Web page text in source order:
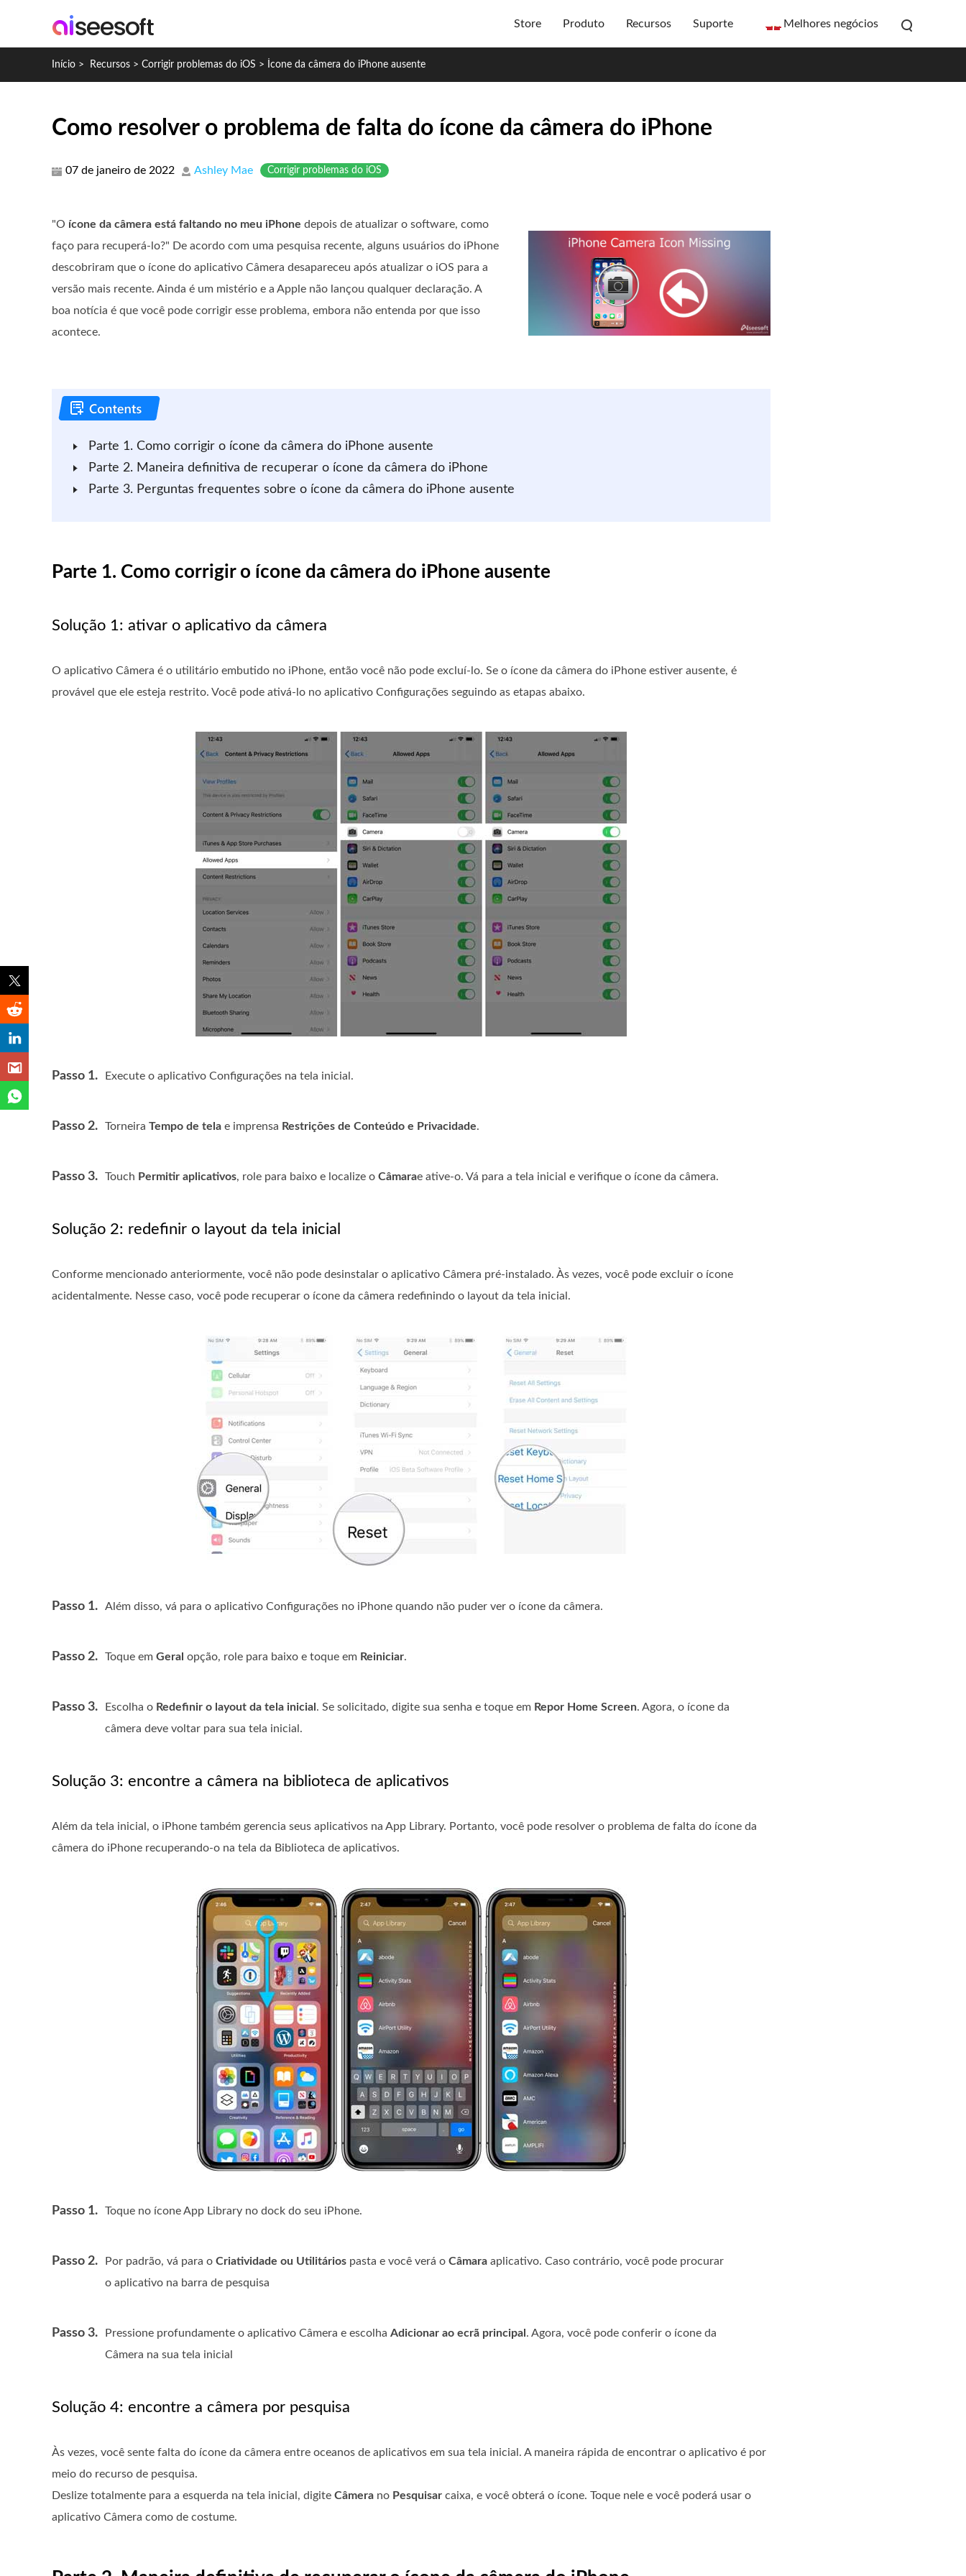
Store Produto Recursos Suporte Melhores negócios
Início > Recursos > Corrigir problemas do iOS > Ícone da câmera do iPhone ausente
Como resolver o problema de falta do ícone da câmera do iPhone
07 de janeiro de 2022 Ashley Mae Corrigir problemas do iOS
"O ícone da câmera está faltando no meu iPhone depois de atualizar o software, como
faço para recuperá-lo?" De acordo com uma pesquisa recente, alguns usuários do iPhone
descobriram que o ícone do aplicativo Câmera desapareceu após atualizar o iOS para a
versão mais recente. Ainda é um mistério e a Apple não lançou qualquer declaração. A
boa notícia é que você pode corrigir esse problema, embora não entenda por que isso
acontece.
Parte 1. Como corrigir o ícone da câmera do iPhone ausente
Parte 2. Maneira definitiva de recuperar o ícone da câmera do iPhone
Parte 3. Perguntas frequentes sobre o ícone da câmera do iPhone ausente
Parte 1. Como corrigir o ícone da câmera do iPhone ausente
Solução 1: ativar o aplicativo da câmera
O aplicativo Câmera é o utilitário embutido no iPhone, então você não pode excluí-lo. Se o ícone da câmera do iPhone estiver ausente, é
provável que ele esteja restrito. Você pode ativá-lo no aplicativo Configurações seguindo as etapas abaixo.
Passo 1. Execute o aplicativo Configurações na tela inicial.
Passo 2. Torneira Tempo de tela e imprensa Restrições de Conteúdo e Privacidade.
Passo 3. Touch Permitir aplicativos, role para baixo e localize o Câmarae ative-o. Vá para a tela inicial e verifique o ícone da câmera.
Solução 2: redefinir o layout da tela inicial
Conforme mencionado anteriormente, você não pode desinstalar o aplicativo Câmera pré-instalado. Às vezes, você pode excluir o ícone
acidentalmente. Nesse caso, você pode recuperar o ícone da câmera redefinindo o layout da tela inicial.
Passo 1. Além disso, vá para o aplicativo Configurações no iPhone quando não puder ver o ícone da câmera.
Passo 2. Toque em Geral opção, role para baixo e toque em Reiniciar.
Passo 3. Escolha o Redefinir o layout da tela inicial . Se solicitado, digite sua senha e toque em Repor Home Screen. Agora, o ícone da
câmera deve voltar para sua tela inicial.
Solução 3: encontre a câmera na biblioteca de aplicativos
Além da tela inicial, o iPhone também gerencia seus aplicativos na App Library. Portanto, você pode resolver o problema de falta do ícone da
câmera do iPhone recuperando-o na tela da Biblioteca de aplicativos.
Passo 1. Toque no ícone App Library no dock do seu iPhone.
Passo 2. Por padrão, vá para o Criatividade ou Utilitários pasta e você verá o Câmara aplicativo. Caso contrário, você pode procurar
o aplicativo na barra de pesquisa
Passo 3. Pressione profundamente o aplicativo Câmera e escolha Adicionar ao ecrã principal . Agora, você pode conferir o ícone da
Câmera na sua tela inicial
Solução 4: encontre a câmera por pesquisa
Às vezes, você sente falta do ícone da câmera entre oceanos de aplicativos em sua tela inicial. A maneira rápida de encontrar o aplicativo é por
meio do recurso de pesquisa.
Deslize totalmente para a esquerda na tela inicial, digite Câmera no Pesquisar caixa, e você obterá o ícone. Toque nele e você poderá usar o
aplicativo Câmera como de costume.